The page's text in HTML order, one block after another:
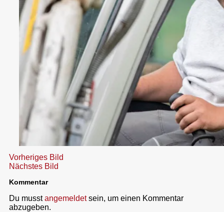
Vorheriges Bild
Nächstes Bild
Kommentar
Du musstangemeldetsein, um einen Kommentar
abzugeben.